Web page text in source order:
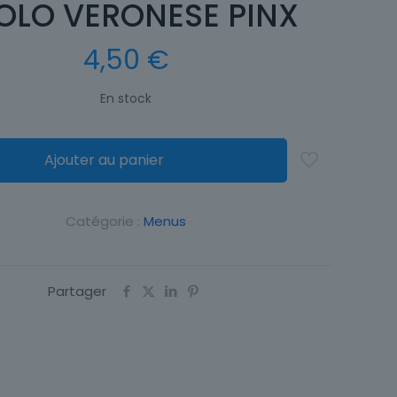
VERONESE PINX
4,50 €
En stock
Ajouter au panier
Catégorie : Menus
Partager